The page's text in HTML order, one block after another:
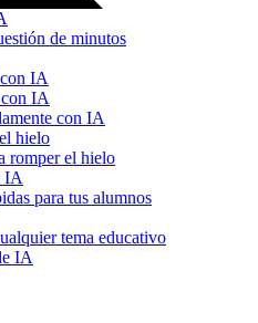
de minutos
IA
con IA
con IA
hielo
romper el hielo
IA
para tus alumnos
tema educativo
IA